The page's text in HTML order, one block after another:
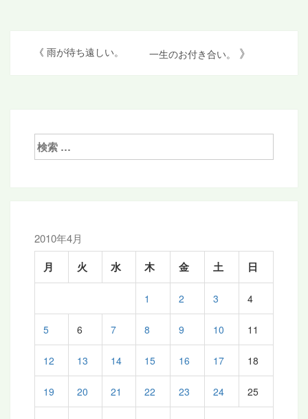
《 雨が待ち遠しい。 一生のお付き合い。 》
検
索:
2010年4月
月 火 水 木 金 土 日
1 2 3 4
5 6 7 8 9 10 11
12 13 14 15 16 17 18
19 20 21 22 23 24 25